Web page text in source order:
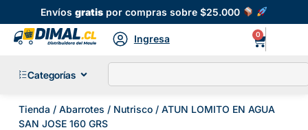
Envíosgratis por compras sobre $25.000
Ingresa 0
Categorías
Tienda / Abarrotes / Nutrisco/ ATUN LOMITO EN AGUA
SAN JOSE 160 GRS